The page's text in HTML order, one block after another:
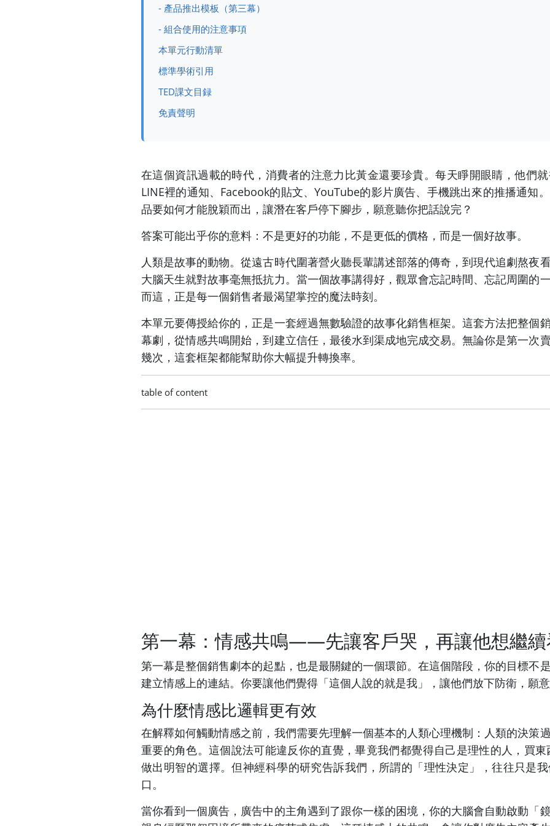
- 產品推出模板（第三幕）
- 組合使用的注意事項
本單元行動清單
標準學術引用
TED課文目録
免責聲明
在這個資訊過載的時代，消費者的注意力比黃金還要珍貴。每天睜開眼睛，他
LINE裡的通知、Facebook的貼文、YouTube的影片廣告、手機跳出來的推播通知
品要如何才能脫穎而出，讓潛在客戶停下腳步，願意聽你把話說完？
答案可能出乎你的意料：不是更好的功能，不是更低的價格，而是一個好故事。
人類是故事的動物。從遠古時代圍著營火聽長輩講述部落的傳奇，到現代追劇熬夜
大腦天生就對故事毫無抵抗力。當一個故事講得好，觀眾會忘記時間、忘記周圍的
而這，正是每一個銷售者最渴望掌控的魔法時刻。
本單元要傳授給你的，正是一套經過無數驗證的故事化銷售框架。這套方法把整個
幕劇，從情感共鳴開始，到建立信任，最後水到渠成地完成交易。無論你是第一次
幾次，這套框架都能幫助你大幅提升轉換率。
table of content
第一幕：情感共鳴——先讓客戶哭，再讓他想繼
第一幕是整個銷售劇本的起點，也是最關鍵的一個環節。在這個階段，你的目標不
建立情感上的連結。你要讓他們覺得「這個人說的就是我」，讓他們放下防衛，願
為什麼情感比邏輯更有效
在解釋如何觸動情感之前，我們需要先理解一個基本的人類心理機制：人類的決策
重要的角色。這個說法可能違反你的直覺，畢竟我們都覺得自己是理性的人，買
做出明智的選擇。但神經科學的研究告訴我們，所謂的「理性決定」，往往只是
口。
當你看到一個廣告，廣告中的主角遇到了跟你一樣的困境，你的大腦會自動啟動「